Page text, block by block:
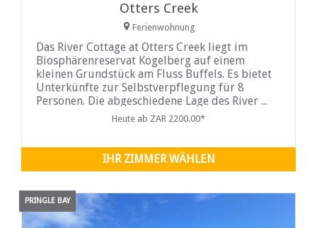
Otters Creek
Ferienwohnung
Das River Cottage at Otters Creek liegt im
Biosphärenreservat Kogelberg auf einem
kleinen Grundstück am Fluss Buffels. Es bietet
Unterkünfte zur Selbstverpflegung für 8
Personen. Die abgeschiedene Lage des River ...
Heute ab ZAR 2200.00*
IHR ZIMMER WÄHLEN
PRINGLE BAY